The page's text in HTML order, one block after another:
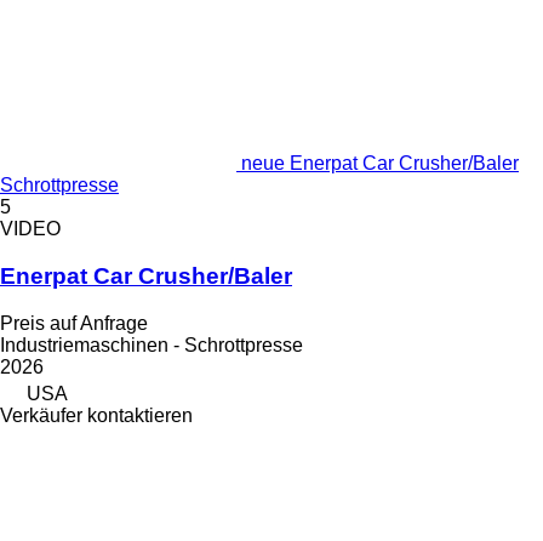
neue Enerpat Car Crusher/Baler
Schrottpresse
5
VIDEO
Enerpat Car Crusher/Baler
Preis auf Anfrage
Industriemaschinen - Schrottpresse
2026
USA
Verkäufer kontaktieren